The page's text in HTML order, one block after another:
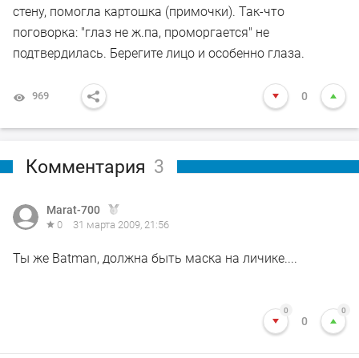
стену, помогла картошка (примочки). Так-что
поговорка: "глаз не ж.па, проморгается" не
подтвердилась. Берегите лицо и особенно глаза.
969 0
Комментария 3
Marat-700
0 31 марта 2009, 21:56
Ты же Batman, должна быть маска на личике....
0
0
0